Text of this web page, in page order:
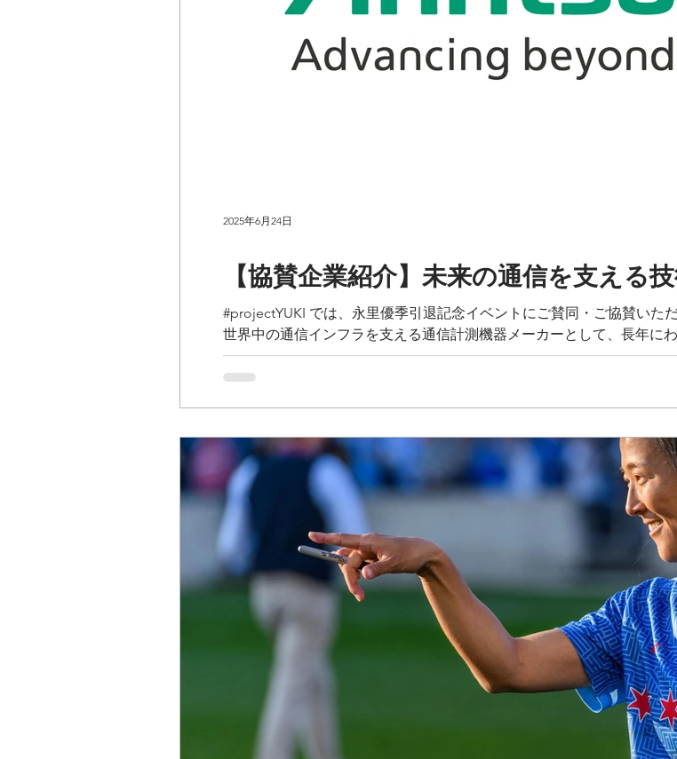
【協賛企業紹介】未来の通信を支える
#projectYUKI では、永里優季引退記念イベントにご賛同・ご協賛いた
世界中の通信インフラを支える通信計測機器メーカーとして、長年に
をご紹介いたします！...
2025年6月24日